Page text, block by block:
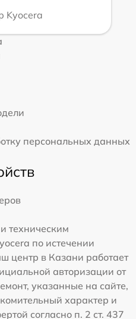
Kyocera
персональных данных
техническим
по истечении
центр в Казани работает
авторизации от
указанные на сайте,
характер и
согласно п. 2 ст. 437